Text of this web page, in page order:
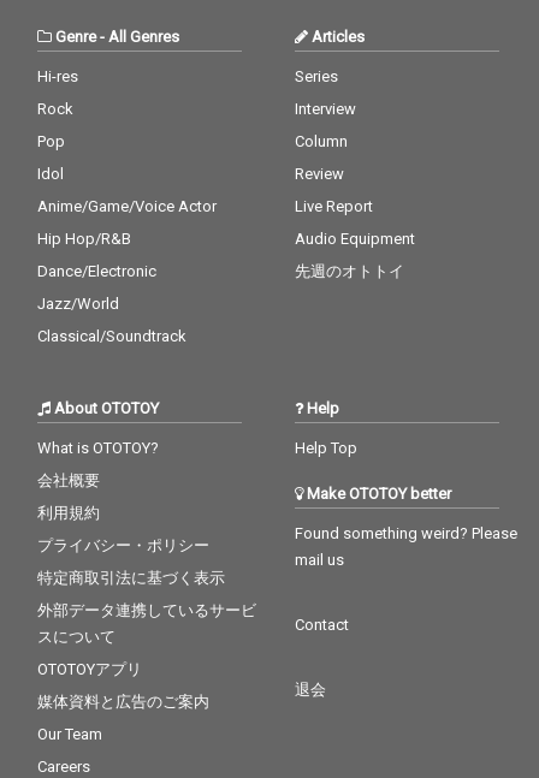
Genre- All Genres
Hi-res
Rock
Pop
Idol
Anime/Game/Voice Actor
Hip Hop/R&B
Dance/Electronic
Jazz/World
Classical/Soundtrack
Articles
Series
Interview
Column
Review
Live Report
Audio Equipment
先週のオトトイ
About OTOTOY
What is OTOTOY?
会社概要
利用規約
プライバシー・ポリシー
特定商取引法に基づく表示
外部データ連携しているサービ
スについて
OTOTOYアプリ
媒体資料と広告のご案内
Our Team
Careers
Help
Help Top
Make OTOTOY better
Found something weird? Please
mail us
Contact
退会